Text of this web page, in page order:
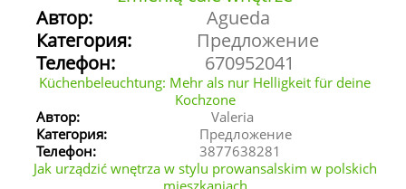
Автор:
Agueda
Категория:
Предложение
Телефон:
670952041
Küchenbeleuchtung: Mehr als nur Helligkeit für deine
Kochzone
Автор:
Valeria
Категория:
Предложение
Телефон:
3877638281
Jak urządzić wnętrza w stylu prowansalskim w polskich
mieszkaniach